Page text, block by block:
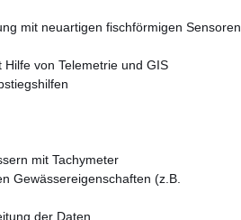
mit neuartigen fischförmigen Sensoren
von Telemetrie und GIS
mit Tachymeter
Gewässereigenschaften (z.B.
der Daten